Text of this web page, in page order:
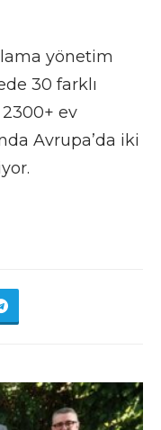
yönetim
30 farklı
ev
Avrupa’da iki